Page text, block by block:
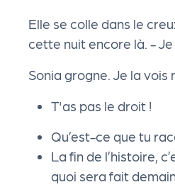
Elle se colle dans le
cette nuit encore là. -
Sonia grogne. Je la vois
T'as pas le droit !
Qu’est-ce que tu
La fin de l’histoire,
quoi sera fait
s
L
e